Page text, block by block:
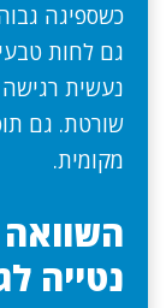
כשספיגה
גם לחות
נעשית
שורטת. גם
מקומית.
השוואה
נטייה